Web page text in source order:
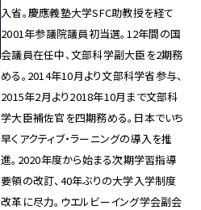
入省。慶應義塾大学SFC助教授を経て
2001年参議院議員初当選。12年間の国
会議員在任中、文部科学副大臣を2期務
める。2014年10月より文部科学省参与、
2015年2月より2018年10月まで文部科
学大臣補佐官を四期務める。日本でいち
早くアクティブ・ラーニングの導入を推
進。2020年度から始まる次期学習指導
要領の改訂、40年ぶりの大学入学制度
改革に尽力。ウエルビーイング学会副会